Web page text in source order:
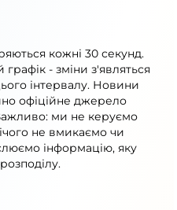
кожні 30 секунд.
- зміни з'являться
інтервалу. Новини
офіційне джерело
ми не керуємо
не вмикаємо чи
інформацію, яку